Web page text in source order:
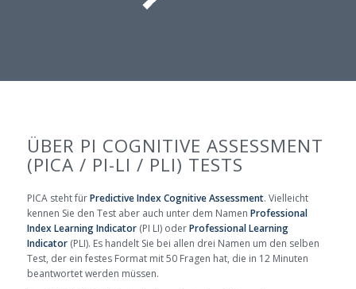
ÜBER PI COGNITIVE ASSESSMENT
(PICA / PI-LI / PLI) TESTS
PICA steht fürPredictive Index Cognitive Assessment. Vielleicht
kennen Sie den Test aber auch unter dem Namen Professional
Index Learning Indicator(PI LI) oderProfessional Learning
Indicator(PLI). Es handelt Sie bei allen drei Namen um den selben
Test, der ein festes Format mit 50 Fragen hat, die in 12 Minuten
beantwortet werden müssen.